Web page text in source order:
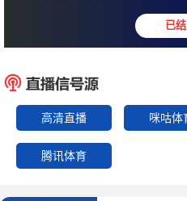
圣洛伦索
高清直播 咪咕体
腾讯体育